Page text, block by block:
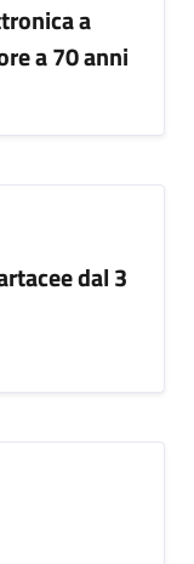
a
a 70 anni
dal 3